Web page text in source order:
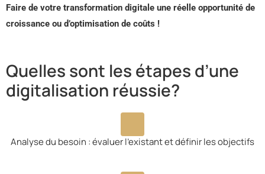
Faire de votre transformation digitale une réelle opportunité de
croissance ou d’optimisation de coûts !
Quelles sont les étapes d’une
digitalisation réussie?
Analyse du besoin : évaluer l'existant et définir les objectifs​